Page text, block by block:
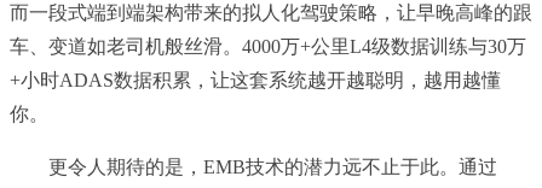
而一段式端到端架构带来的拟人化驾驶策略，让早晚高峰的跟
车、变道如老司机般丝滑。4000万+公里L4级数据训练与30万
+小时ADAS数据积累，让这套系统越开越聪明，越用越懂
你。
更令人期待的是，EMB技术的潜力远不止于此。通过